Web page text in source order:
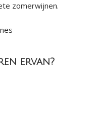
zomerwijnen.
ervan?